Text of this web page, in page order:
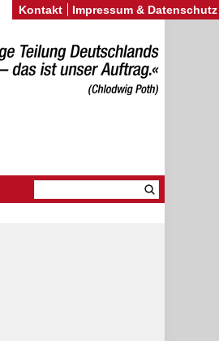
Kontakt Impressum & Datenschutz